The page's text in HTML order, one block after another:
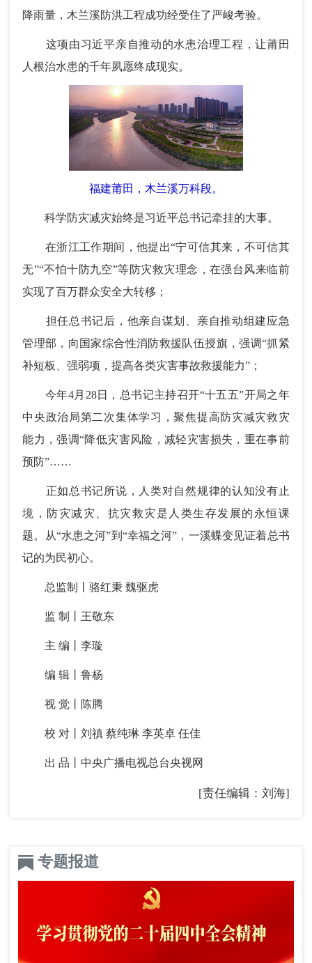
降雨量，木兰溪防洪工程成功经受住了严峻考验。
这项由习近平亲自推动的水患治理工程，让莆田
人根治水患的千年夙愿终成现实。
福建莆田，木兰溪万科段。
科学防灾减灾始终是习近平总书记牵挂的大事。
在浙江工作期间，他提出“宁可信其来，不可信其
无”“不怕十防九空”等防灾救灾理念，在强台风来临前
实现了百万群众安全大转移；
担任总书记后，他亲自谋划、亲自推动组建应急
管理部，向国家综合性消防救援队伍授旗，强调“抓紧
补短板、强弱项，提高各类灾害事故救援能力”；
今年4月28日，总书记主持召开“十五五”开局之年
中央政治局第二次集体学习，聚焦提高防灾减灾救灾
能力，强调“降低灾害风险，减轻灾害损失，重在事前
预防”……
正如总书记所说，人类对自然规律的认知没有止
境，防灾减灾、抗灾救灾是人类生存发展的永恒课
题。从“水患之河”到“幸福之河”，一溪蝶变见证着总书
记的为民初心。
总监制丨骆红秉 魏驱虎
监 制丨王敬东
主 编丨李璇
编 辑丨鲁杨
视 觉丨陈腾
校 对丨刘禛 蔡纯琳 李英卓 任佳
出 品丨中央广播电视总台央视网
[责任编辑：刘海]
专题报道